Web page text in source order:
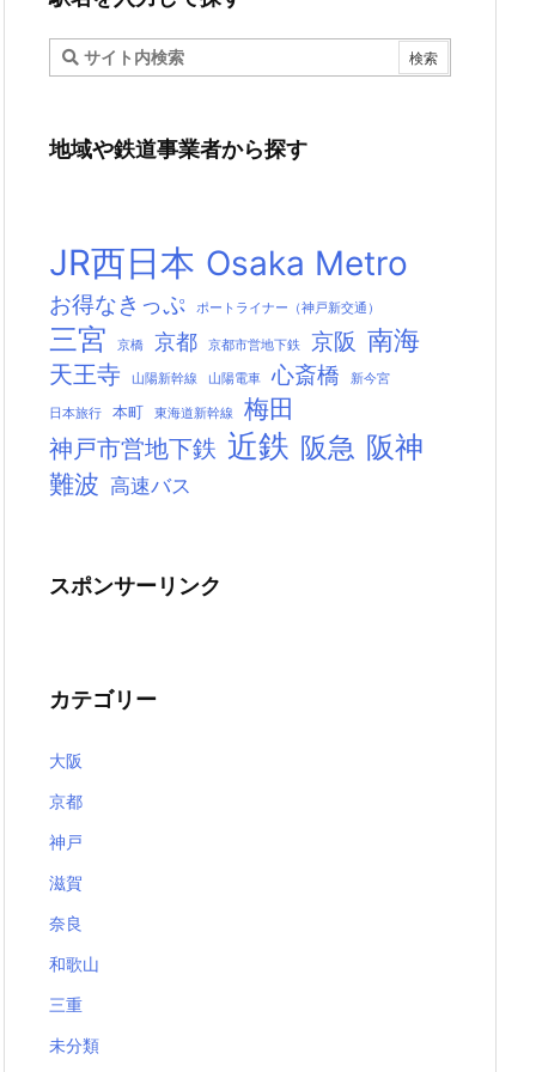
地域や鉄道事業者から探す
JR西日本 Osaka Metro
お得なきっぷ ポートライナー（神戸新交通）
三宮 京橋 京都 京都市営地下鉄 京阪 南海
天王寺 山陽新幹線 山陽電車 心斎橋 新今宮
日本旅行 本町 東海道新幹線 梅田
神戸市営地下鉄 近鉄 阪急 阪神
難波 高速バス
スポンサーリンク
カテゴリー
大阪
京都
神戸
滋賀
奈良
和歌山
三重
未分類